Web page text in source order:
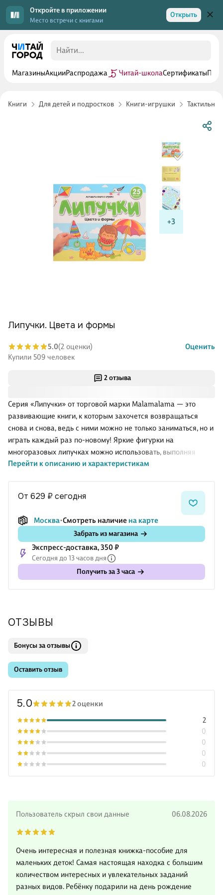
Откройте в приложении
Место встречи с книгами
Открыть
МагазиныАкцииРаспродажа Читай-школаСертификаты
Книги Для детей и подростков Книги-игрушки
+3
2 отзыва
Серия «Липучки» от торговой марки Malamalama — это
развивающие книги, к которым захочется возвращаться
снова и снова, ведь с ними можно не только заниматься, но и
играть каждый раз по-новому! Яркие фигурки на
многоразовых липучках можно использовать, выполняя
задания, а можно фантазировать с ними, придумывая свои
сообразительность. Идеальный подарок для вашего ребенка
от 1 года. Эта тактильная книжка – настоящая развивашка,
которая поможет малышу в игровой форме развивать
мелкую моторику, логику, внимание и память. В каждой книге
— комплект из 25 разных липучек. Собрав всю серию, вы
полу
Перейти к описанию и характеристикам
Липучки. Цвета и формы
5.0(2 оценки)
Оценить
Купили 509 человек
от 629 ₽ сегодня
Москва Смотреть наличие на карте
Забрать из магазина
Экспресс-доставка, 350 ₽
Сегодня до 13 часов дня
Получить за 3 часа
ОТЗЫВЫ
Бонусы за отзывы
Оставить отзыв
5.0 2 оценки
0
0
0
0
2
Пользователь скрыл свои данные 06.08.2026
Очень интересная и полезная книжка-пособие для
маленьких деток! Самая настоящая находка с большим
количеством интересных и увлекательных заданий
разных видов. Ребёнку подарили на день рождение